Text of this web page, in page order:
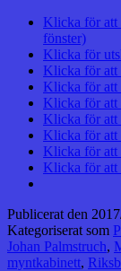
Klicka för att
fönster)
Klicka för
Klicka för att
Klicka för att
Klicka för att
Klicka för att
Klicka för att
Klicka för att
Klicka för att
Publicerat den
Kategoriserat som
Johan Palmstruch,
myntkabinett,